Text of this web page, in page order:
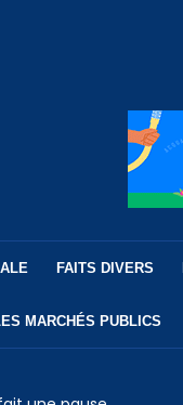
FAITS DIVERS
MARCHÉS PUBLICS